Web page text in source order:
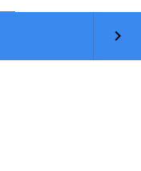
keyboard_arrow_right